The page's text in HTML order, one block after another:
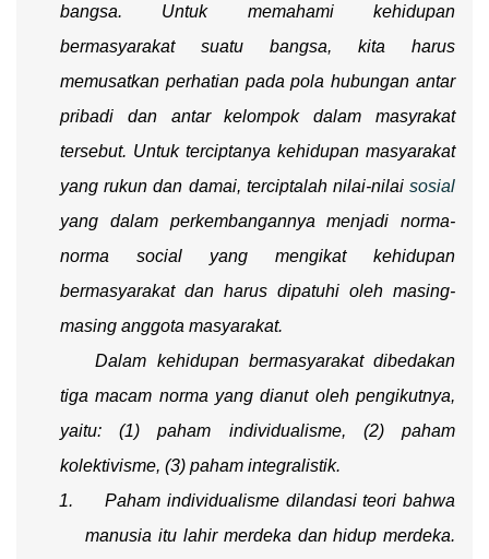
bangsa. Untuk memahami kehidupan
bermasyarakat suatu bangsa, kita harus
memusatkan perhatian pada pola hubungan antar
pribadi dan antar kelompok dalam masyrakat
tersebut. Untuk terciptanya kehidupan masyarakat
yang rukun dan damai, terciptalah nilai-nilaisosial
yang dalam perkembangannya menjadi norma-
norma social yang mengikat kehidupan
bermasyarakat dan harus dipatuhi oleh masing-
masing anggota masyarakat.
Dalam kehidupan bermasyarakat dibedakan
tiga macam norma yang dianut oleh pengikutnya,
yaitu: (1) paham individualisme, (2) paham
kolektivisme, (3) paham integralistik.
1.
Paham individualisme dilandasi teori bahwa
manusia itu lahir merdeka dan hidup merdeka.